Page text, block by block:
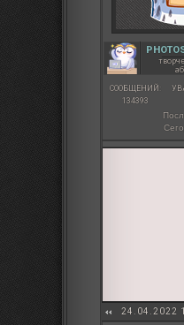
СООБЩЕНИЙ:
134393
24.04.2022